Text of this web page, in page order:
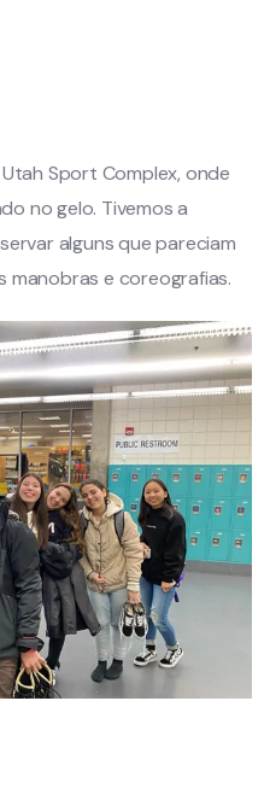
Sport Complex, onde
no gelo. Tivemos a
alguns que pareciam
manobras e coreografias.